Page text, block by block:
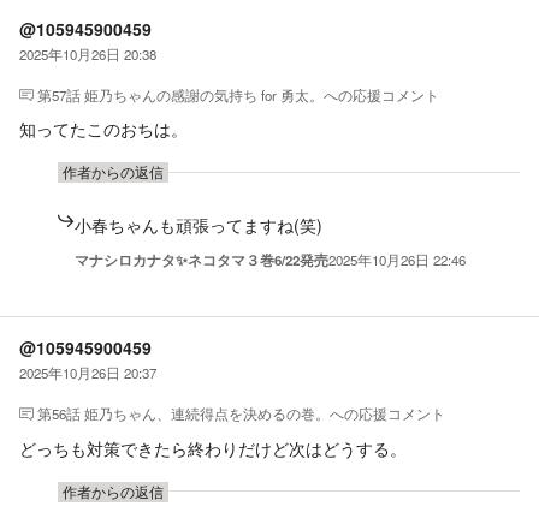
@105945900459
2025年10月26日 20:38
第57話 姫乃ちゃんの感謝の気持ち for 勇太。 への応援コメント
知ってたこのおちは。
作者からの返信
小春ちゃんも頑張ってますね(笑)
マナシロカナタ✨ネコタマ３巻6/22発売2025年10月26日 22:46
@105945900459
2025年10月26日 20:37
第56話 姫乃ちゃん、連続得点を決めるの巻。 への応援コメント
どっちも対策できたら終わりだけど次はどうする。
作者からの返信